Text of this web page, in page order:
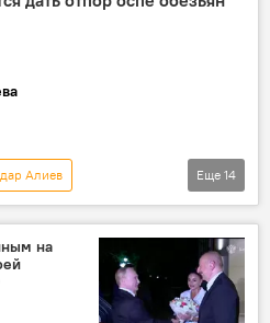
Алиев
меры
Тяйар Эйвазов
Еще 14
на